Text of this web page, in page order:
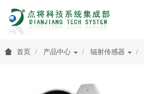
首页 产品中心 辐射传感器